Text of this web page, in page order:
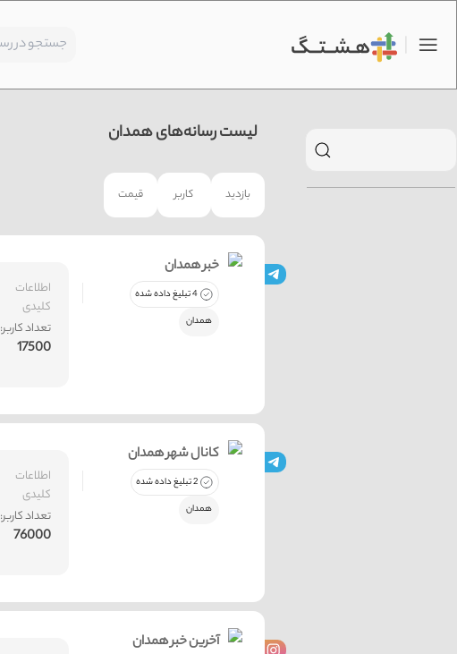
لیست رسانه‌های همدان
قیمت کاربر بازدید
اطلاعات
کلیدی
تعداد کاربر:
17500
خبر همدان
4 تبلیغ داده شده
همدان
اطلاعات
کلیدی
تعداد کاربر:
76000
کانال شهر همدان
2 تبلیغ داده شده
همدان
آخرین خبر همدان